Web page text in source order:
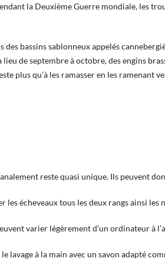
la Deuxième Guerre mondiale, les
bassins sablonneux appelés
de septembre à octobre, des engins
plus qu’à les ramasser en les ramenant
reste quasi unique. Ils peuvent
écheveaux tous les deux rangs ainsi les
varier légèrement d’un ordinateur à
lavage à la main avec un savon adapté